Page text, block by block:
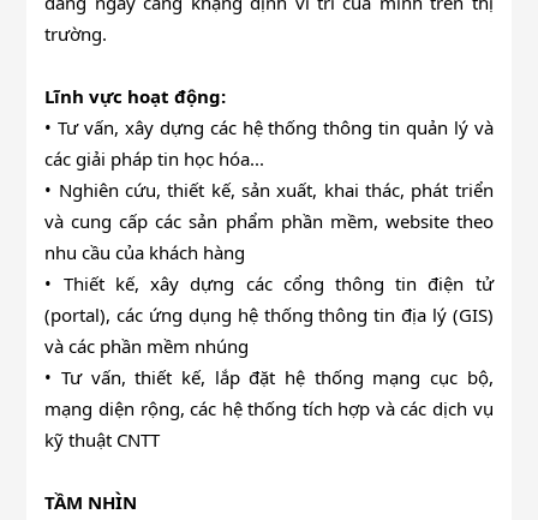
trường.
Lĩnh vực hoạt động:
• Tư vấn, xây dựng các hệ thống thông tin quản lý và
các giải pháp tin học hóa...
• Nghiên cứu, thiết kế, sản xuất, khai thác, phát triển
và cung cấp các sản phẩm phần mềm, website theo
nhu cầu của khách hàng
• Thiết kế, xây dựng các cổng thông tin điện tử
(portal), các ứng dụng hệ thống thông tin địa lý (GIS)
và các phần mềm nhúng
• Tư vấn, thiết kế, lắp đặt hệ thống mạng cục bộ,
mạng diện rộng, các hệ thống tích hợp và các dịch vụ
kỹ thuật CNTT
TẦM NHÌN